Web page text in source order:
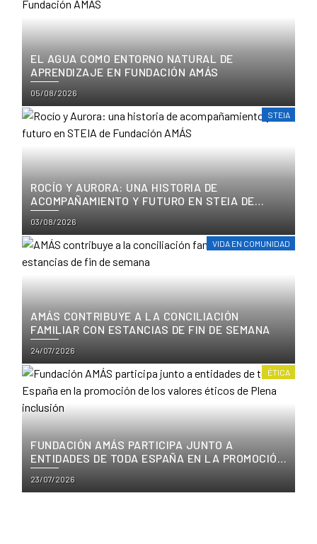
EL AGUA COMO ENTORNO NATURAL DE
APRENDIZAJE EN FUNDACIÓN AMÁS
Posted
on
05/08/2026
STEIA
ROCÍO Y AURORA: UNA HISTORIA DE
ACOMPAÑAMIENTO Y FUTURO EN STEIA DE
FUNDACIÓN AMÁS
Posted
on
03/08/2026
VIDA EN COMUNIDAD
AMÁS CONTRIBUYE A LA CONCILIACIÓN
FAMILIAR CON ESTANCIAS DE FIN DE SEMANA
Posted
on
24/07/2026
ÉTICA
FUNDACIÓN AMÁS PARTICIPA JUNTO A
ENTIDADES DE TODA ESPAÑA EN LA PROMOCIÓN
DE LOS VALORES ÉTICOS DE PLENA INCLUSIÓN
Posted
on
23/07/2026